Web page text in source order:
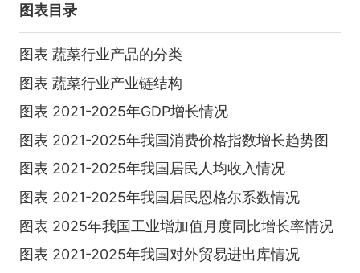
图表目录
图表 蔬菜行业产品的分类
图表 蔬菜行业产业链结构
图表 2021-2025年GDP增长情况
图表 2021-2025年我国消费价格指数增长趋势图
图表 2021-2025年我国居民人均收入情况
图表 2021-2025年我国居民恩格尔系数情况
图表 2025年我国工业增加值月度同比增长率情况
图表 2021-2025年我国对外贸易进出库情况